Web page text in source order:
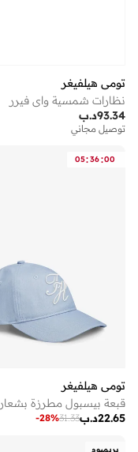
تومي هيلفيغر
نظارات شمسية واي فيرر
د.ب93.34
توصيل مجاني
05:36:00
تومي هيلفيغر
قبعة بيسبول مطرزة بشعار
د.ب22.65
31.33
-28%
بريميوم